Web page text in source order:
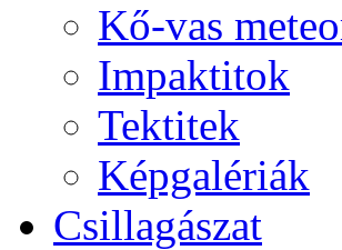
Kő-vas
Imp­ak­ti­tok
Tek­ti­tek
Kép­ga­lé­ri­ák
Csil­la­gá­szat